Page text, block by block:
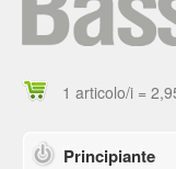
1 articolo/i =
Principiante